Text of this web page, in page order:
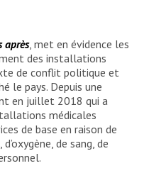
après, met en évidence les
des installations
de conflit politique et
le pays. Depuis une
en juillet 2018 qui a
médicales
de base en raison de
de sang, de